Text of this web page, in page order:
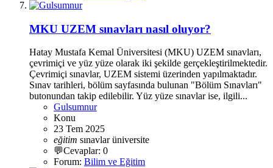
MKU UZEM sınavları nasıl oluyor?
Hatay Mustafa Kemal Üniversitesi (MKU) UZEM sınavları,
çevrimiçi ve yüz yüze olarak iki şekilde gerçekleştirilmektedir.
Çevrimiçi sınavlar, UZEM sistemi üzerinden yapılmaktadır.
Sınav tarihleri, bölüm sayfasında bulunan "Bölüm Sınavları"
butonundan takip edilebilir. Yüz yüze sınavlar ise, ilgili...
Gulsumnur
Konu
23 Tem 2025
eğitim sınavlarüniversite
💬Cevaplar: 0
Forum: Bilim ve Eğitim